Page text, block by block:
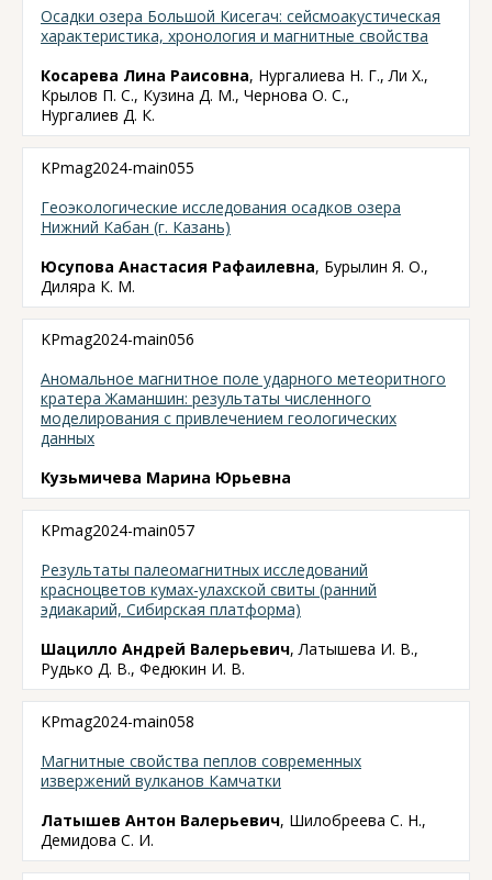
Осадки озера Большой Кисегач: сейсмоакустическая
характеристика, хронология и магнитные свойства
Косарева Лина Раисовна, Нургалиева Н. Г., Ли Х.,
Крылов П. С., Кузина Д. М., Чернова О. С.,
Нургалиев Д. К.
KPmag2024-main055
Геоэкологические исследования осадков озера
Нижний Кабан (г. Казань)
Юсупова Анастасия Рафаилевна, Бурылин Я. О.,
Диляра К. М.
KPmag2024-main056
Аномальное магнитное поле ударного метеоритного
кратера Жаманшин: результаты численного
моделирования с привлечением геологических
данных
Кузьмичева Марина Юрьевна
KPmag2024-main057
Результаты палеомагнитных исследований
красноцветов кумах-улахской свиты (ранний
эдиакарий, Сибирская платформа)
Шацилло Андрей Валерьевич, Латышева И. В.,
Рудько Д. В., Федюкин И. В.
KPmag2024-main058
Магнитные свойства пеплов современных
извержений вулканов Камчатки
Латышев Антон Валерьевич, Шилобреева С. Н.,
Демидова С. И.